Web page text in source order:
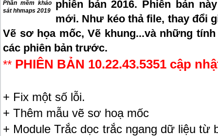
Phần mềm khảo
sát hhmaps 2019
phiên bản 2016. Phiên bản
mới. Như kéo thả file, thay đổi
Vẽ sơ họa mốc, Vẽ khung...và những
các phiên bản trước.
** PHIÊN BẢN 10.22.43.5351 cập
+ Fix một số lỗi.
+ Thêm mẫu vẽ sơ hoạ mốc
+ Module Trắc dọc trắc ngang dữ liệu từ